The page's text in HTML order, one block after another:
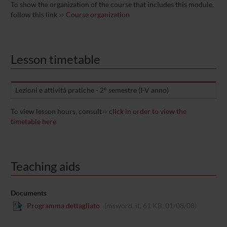
raccolto dal tuo utilizzo dei loro servizi.
To show the organization of the course that includes this module,
follow this link
Course organization
Lesson timetable
Lezioni e attività pratiche - 2° semestre (I-V anno)
To view lesson hours, consult
click in order to view the
timetable here
Teaching aids
Documents
Programma dettagliato